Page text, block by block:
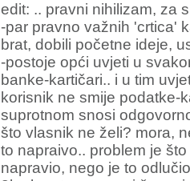
edit: .. pravni nihilizam, za
-par pravno važnih 'crtica'
brat, dobili početne ideje,
-postoje opći uvjeti u
banke-kartičari.. i u tim
korisnik ne smije podatke-
suprotnom snosi
što vlasnik ne želi? mora,
to napraivo.. problem je
napravio, nego je to